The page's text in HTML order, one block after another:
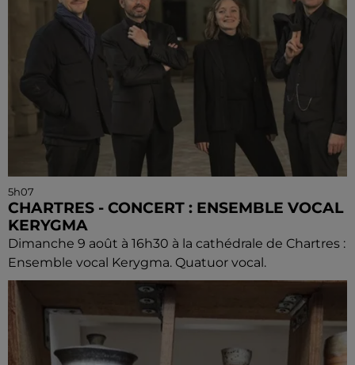
5h07
CHARTRES - CONCERT : ENSEMBLE VOCAL
KERYGMA
Dimanche 9 août à 16h30 à la cathédrale de Chartres :
Ensemble vocal Kerygma. Quatuor vocal.